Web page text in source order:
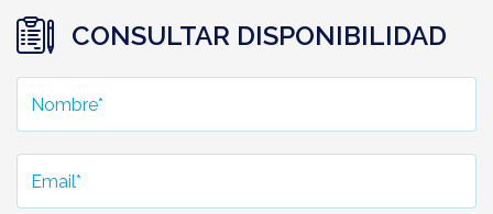
CONSULTAR DISPONIBILIDAD